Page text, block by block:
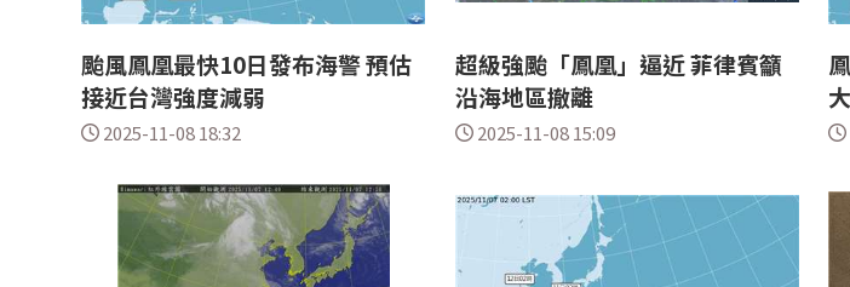
颱風鳳凰最快10日發布海警 預估
接近台灣強度減弱
2025-11-08 18:32
超級強颱「鳳凰」逼近 菲律賓籲
沿海地區撤離
2025-11-08 15:09